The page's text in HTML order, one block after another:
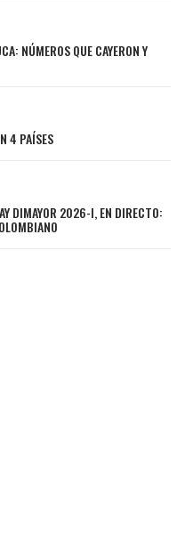
NÚMEROS QUE CAYERON Y
4 PAÍSES
DIMAYOR 2026-I, EN DIRECTO: